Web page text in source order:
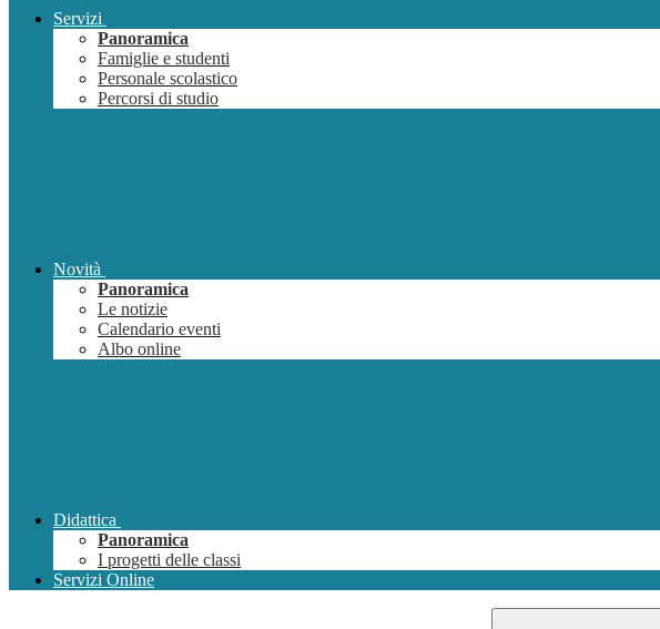
Servizi
Panoramica
Famiglie e studenti
Personale scolastico
Percorsi di studio
Novità
Panoramica
Le notizie
Calendario eventi
Albo online
Didattica
Panoramica
I progetti delle classi
Servizi Online